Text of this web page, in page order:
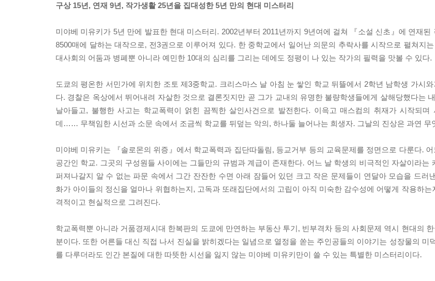
구상 15년, 연재 9년, 작가생활 25년을 집대성한 5년 만의 현대 미스터리
미야베 미유키가 5년 만에 발표한 현대 미스터리. 2002년부터 2011년까지 9년여에 걸쳐 『소설 신초』에 연재된
8500매에 달하는 대작으로, 전3권으로 이루어져 있다. 한 중학교에서 일어난 의문의 추락사를 시작으로 펼쳐지
대사회의 어둠과 병폐뿐 아니라 예민한 10대의 심리를 그리는 데에도 정평이 나 있는 작가의 필력을 맛볼 수 있다.
도쿄의 평온한 서민가에 위치한 조토 제3중학교. 크리스마스 날 아침 눈 쌓인 학교 뒤뜰에서 2학년 남학생 가시
다. 경찰은 옥상에서 뛰어내려 자살한 것으로 결론짓지만 곧 그가 교내의 유명한 불량학생들에게 살해당했다는
날아들고, 불행한 사고는 학교폭력이 얽힌 끔찍한 살인사건으로 발전한다. 이윽고 매스컴의 취재가 시작되며
데…… 무책임한 시선과 소문 속에서 조금씩 학교를 뒤덮는 악의, 하나둘 늘어나는 희생자. 그날의 진상은 과연 무
미야베 미유키는 『솔로몬의 위증』에서 학교폭력과 집단따돌림, 등교거부 등의 교육문제를 정면으로 다룬다.
공간인 학교. 그곳의 구성원들 사이에는 그들만의 규범과 계급이 존재한다. 어느 날 학생의 비극적인 자살이라는
퍼져나갈지 알 수 없는 파문 속에서 그간 잔잔한 수면 아래 잠들어 있던 크고 작은 문제들이 연달아 모습을 드러
화가 아이들의 정신을 얼마나 위협하는지, 고독과 또래집단에서의 고립이 아직 미숙한 감수성에 어떻게 작용하
격적이고 현실적으로 그려진다.
학교폭력뿐 아니라 거품경제시대 한복판의 도쿄에 만연하는 부동산 투기, 빈부격차 등의 사회문제 역시 현대의
분이다. 또한 어른들 대신 직접 나서 진실을 밝히겠다는 일념으로 열정을 쏟는 주인공들의 이야기는 성장물의 미
를 다루더라도 인간 본질에 대한 따뜻한 시선을 잃지 않는 미야베 미유키만이 쓸 수 있는 특별한 미스터리이다.